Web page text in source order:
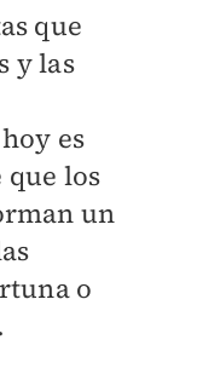
que
y las
es
que los
un
o